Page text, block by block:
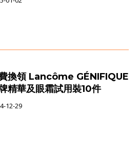
換領 Lancôme GÉNIFIQUE
精華及眼霜試用裝10件
12-29